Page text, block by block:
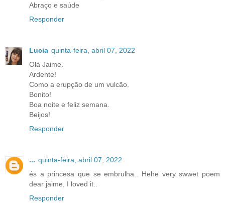
Abraço e saúde
Responder
Lucia quinta-feira, abril 07, 2022
Olá Jaime.
Ardente!
Como a erupção de um vulcão.
Bonito!
Boa noite e feliz semana.
Beijos!
Responder
... quinta-feira, abril 07, 2022
és a princesa que se embrulha.. Hehe very swwet poem
dear jaime, I loved it..
Responder